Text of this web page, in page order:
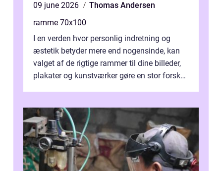
09 june 2026
Thomas Andersen
ramme 70x100
I en verden hvor personlig indretning og
æstetik betyder mere end nogensinde, kan
valget af de rigtige rammer til dine billeder,
plakater og kunstværker gøre en stor forskel.